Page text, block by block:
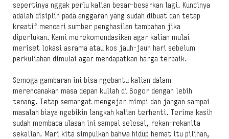
sepertinya nggak perlu kalian besar-besarkan lagi. Kuncinya
adalah disiplin pada anggaran yang sudah dibuat dan tetap
kreatif mencari sumber penghasilan tambahan jika
diperlukan. Kami merekomendasikan agar kalian mulai
meriset lokasi asrama atau kos jauh-jauh hari sebelum
perkuliahan dimulai agar mendapatkan harga terbaik.
Semoga gambaran ini bisa ngebantu kalian dalam
merencanakan masa depan kuliah di Bogor dengan lebih
tenang. Tetap semangat mengejar mimpi dan jangan sampai
masalah biaya ngebikin langkah kalian terhenti. Terima kasih
sudah membaca ulasan ini sampai selesai, rekan-rekanita
sekalian. Mari kita simpulkan bahwa hidup hemat itu pilihan,